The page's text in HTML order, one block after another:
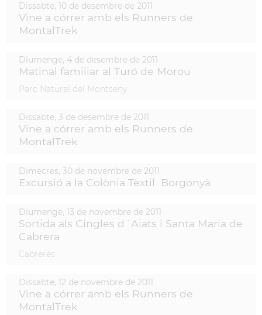
Dissabte, 10 de desembre de 2011
Vine a córrer amb els Runners de
MontalTrek
Diumenge, 4 de desembre de 2011
Matinal familiar al Turó de Morou
Parc Natural del Montseny
Dissabte, 3 de desembre de 2011
Vine a córrer amb els Runners de
MontalTrek
Dimecres, 30 de novembre de 2011
Excursió a la Colònia Tèxtil Borgonyà
Diumenge, 13 de novembre de 2011
Sortida als Cingles d´Aiats i Santa Maria de
Cabrera
Cabrerès
Dissabte, 12 de novembre de 2011
Vine a córrer amb els Runners de
MontalTrek